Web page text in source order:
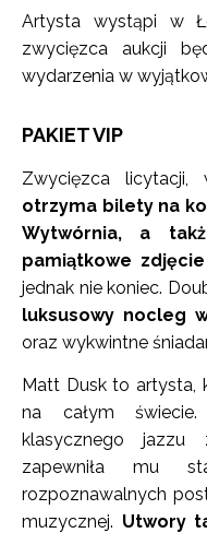
Artysta wystąpi w
zwycięzca aukcji
wydarzenia w
PAKIET VIP
Zwycięzca licytacji,
otrzyma bilety na
Wytwórnia, a
pamiątkowe
jednak nie koniec.
luksusowy nocleg
oraz wykwintne
Matt Dusk to artysta,
na całym świecie.
klasycznego jazzu
zapewniła mu
rozpoznawalnych
muzycznej. Utwory